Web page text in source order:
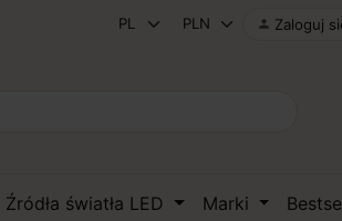
 Zaloguj
Źródła światła LED Marki